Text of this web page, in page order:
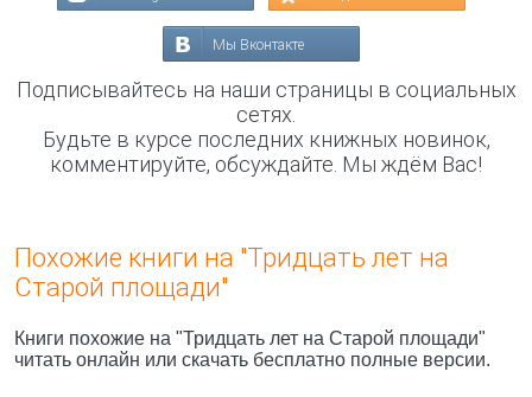
Мы Вконтакте
Подписывайтесь на наши страницы в социальных
сетях.
Будьте в курсе последних книжных новинок,
комментируйте, обсуждайте. Мы ждём Вас!
Похожие книги на "Тридцать лет на
Cтарой площади"
Книги похожие на "Тридцать лет на Cтарой площади"
читать онлайн или скачать бесплатно полные версии.